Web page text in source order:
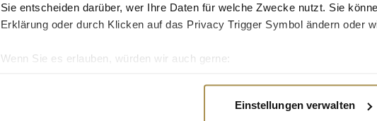
Sie entscheiden darüber, wer Ihre Daten für welche Zwecke nutzt. Sie
Erklärung oder durch Klicken auf das Privacy Trigger Symbol ändern oder
Wenn Sie es erlauben, würden wir auch gerne:
Erfahren Sie mehr darüber, wie Ihre persönlichen Daten verarbeitet
Einstellungen verwalten